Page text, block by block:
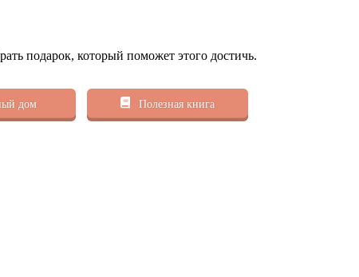
подарок, который поможет этого достичь.
дом Полезная книга